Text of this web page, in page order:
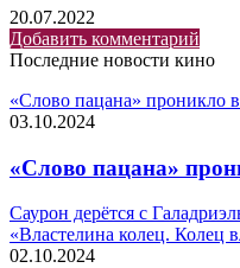
20.07.2022
Добавить комментарий
Последние новости кино
«Слово пацана» проникло
03.10.2024
«Слово пацана»
Саурон дерётся с
«Властелина колец. Колец
02.10.2024